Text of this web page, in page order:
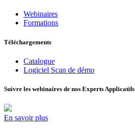
Webinaires
Formations
Téléchargements
Catalogue
Logiciel Scan de démo
Suivre les webinaires de nos Experts Applicatifs
En savoir plus